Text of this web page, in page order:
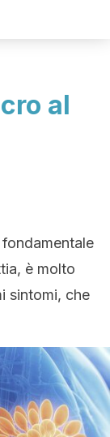
al
è molto
sintomi, che